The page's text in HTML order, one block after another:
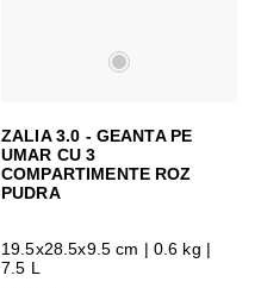
ZALIA 3.0 - GEANTA PE
UMAR CU 3
COMPARTIMENTE ROZ
PUDRA
19.5x28.5x9.5 cm | 0.6 kg |
7.5 L